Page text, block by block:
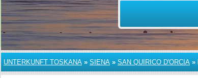
UNTERKUNFT TOSKANA » SIENA » SAN QUIRICO D'ORCIA »